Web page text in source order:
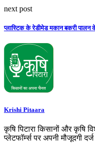
next post
प्लास्टिक के रेडीमेड मकान बकरी पालन
Krishi Pitaara
कृषि पिटारा किसानों और कृषि
प्लेटफॉर्म्स पर अपनी मौजूदगी